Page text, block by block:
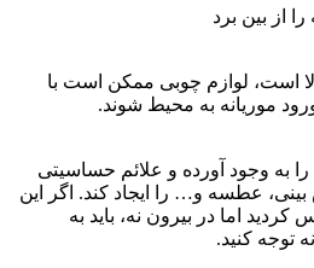
است، لوازم چوبی ممکن است با
موریانه به محیط شوند.
را به وجود آورده و علائم حساسیتی
عطسه و… را ایجاد کند. اگر این
اما در بیرون نه، باید به
توجه کنید.